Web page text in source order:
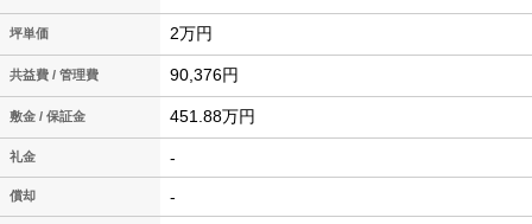
坪単価 2万円
共益費 / 管理費 90,376円
敷金 / 保証金 451.88万円
礼金 -
償却 -